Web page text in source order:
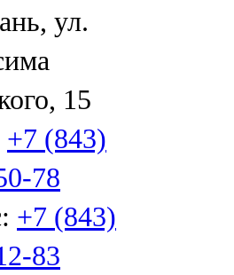
ул.
15
+7 (843)
78
+7 (843)
83